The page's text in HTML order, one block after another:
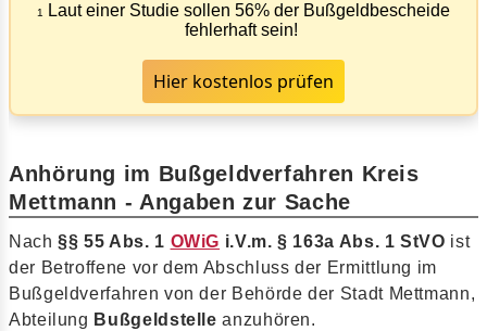
1
Laut einer Studie sollen 56% der Bußgeldbescheide
fehlerhaft sein!
Hier kostenlos prüfen
Anhörung im Bußgeldverfahren Kreis
Mettmann - Angaben zur Sache
Nach§§ 55 Abs. 1 OWiG i.V.m. § 163a Abs. 1 StVO ist
der Betroffene vor dem Abschluss der Ermittlung im
Bußgeldverfahren von der Behörde der Stadt Mettmann,
Abteilung Bußgeldstelle anzuhören.